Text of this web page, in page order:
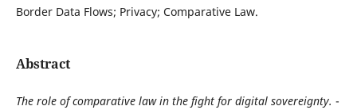
Border Data Flows; Privacy; Comparative Law.
Abstract
The role of comparative law in the fight for digital sovereignty. -